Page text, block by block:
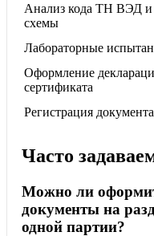
Анализ кода ТН ВЭД и
схемы
Лабораторные
Оформление
сертификата
Регистрация документа
Часто
Можно ли
документы на
одной партии?